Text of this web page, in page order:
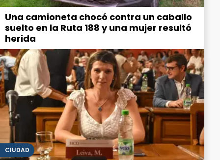
Una camioneta chocó contra un caballo
suelto en la Ruta 188 y una mujer resultó
herida
CIUDAD